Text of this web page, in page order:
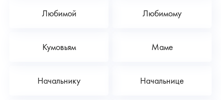
Любимой Любимому
Кумовьям Маме
Начальнику Начальнице